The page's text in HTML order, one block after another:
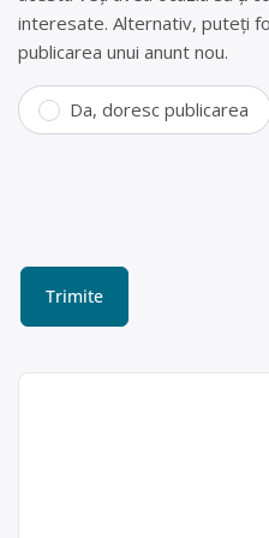
interesate. Alternativ, puteți
publicarea unui anunt nou.
Da, doresc publicarea